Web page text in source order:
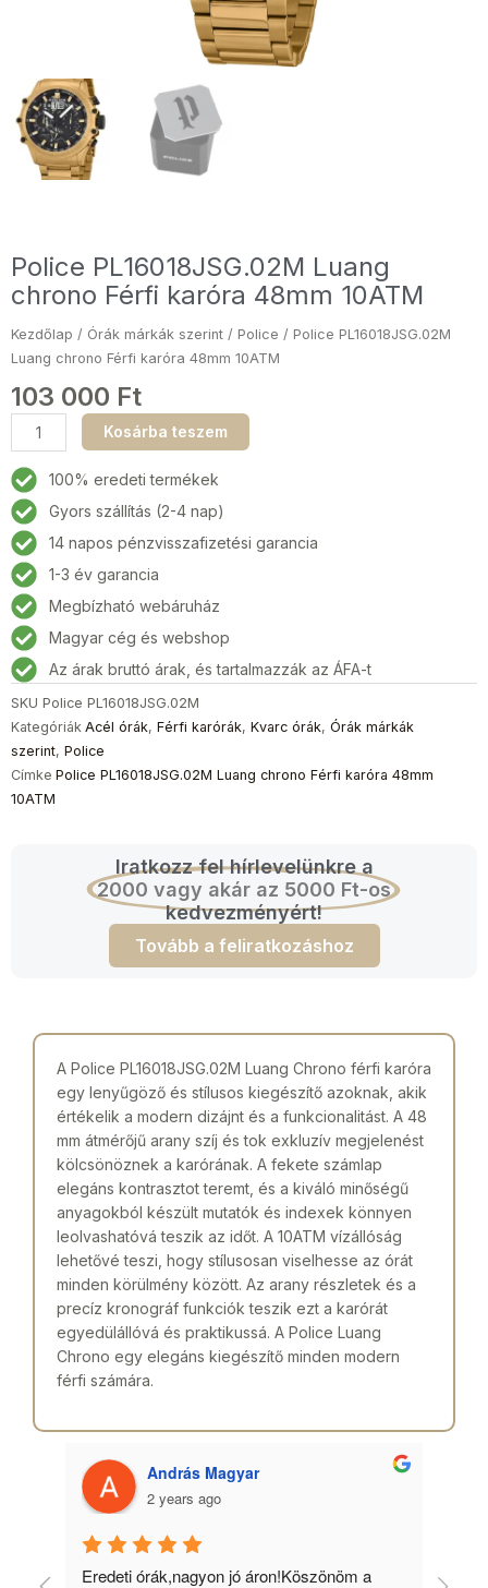
Police PL16018JSG.02M Luang
chrono Férfi karóra 48mm 10ATM
Kezdőlap / Órák márkák szerint / Police / Police PL16018JSG.02M
Luang chrono Férfi karóra 48mm 10ATM
103 000 Ft
Police
PL16018JSG.02M
Luang
chrono
Férfi
karóra
48mm
10ATM
mennyiség
Kosárba teszem
100% eredeti termékek
Gyors szállítás (2-4 nap)
14 napos pénzvisszafizetési garancia
1-3 év garancia
Megbízható webáruház
Magyar cég és webshop
Az árak bruttó árak, és tartalmazzák az ÁFA-t
SKU Police PL16018JSG.02M
Kategóriák Acél órák, Férfi karórák, Kvarc órák, Órák márkák
szerint, Police
Címke Police PL16018JSG.02M Luang chrono Férfi karóra 48mm
10ATM
Iratkozz fel hírlevelünkre a
2000 vagy akár az 5000 Ft-os
kedvezményért!
Tovább a feliratkozáshoz
A Police PL16018JSG.02M Luang Chrono férfi karóra
egy lenyűgöző és stílusos kiegészítő azoknak, akik
értékelik a modern dizájnt és a funkcionalitást. A 48
mm átmérőjű arany szíj és tok exkluzív megjelenést
kölcsönöznek a karórának. A fekete számlap
elegáns kontrasztot teremt, és a kiváló minőségű
anyagokból készült mutatók és indexek könnyen
leolvashatóvá teszik az időt. A 10ATM vízállóság
lehetővé teszi, hogy stílusosan viselhesse az órát
minden körülmény között. Az arany részletek és a
precíz kronográf funkciók teszik ezt a karórát
egyedülállóvá és praktikussá. A Police Luang
Chrono egy elegáns kiegészítő minden modern
férfi számára.
András Magyar
2 years ago
Eredeti órák,nagyon jó áron!Köszönöm a